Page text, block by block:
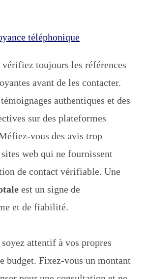
téléphonique
toujours les références
avant de les contacter.
authentiques et des
sur des plateformes
vous des avis trop
web qui ne fournissent
de contact vérifiable. Une
est un signe de
et de fiabilité.
attentif à vos propres
budget. Fixez-vous un montant